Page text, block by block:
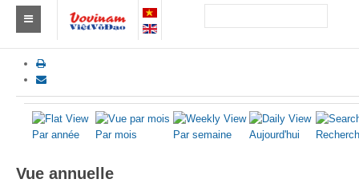
Trouver un club
Europe
Par année Par mois Par semaine Aujourd'hui
Vue annuelle